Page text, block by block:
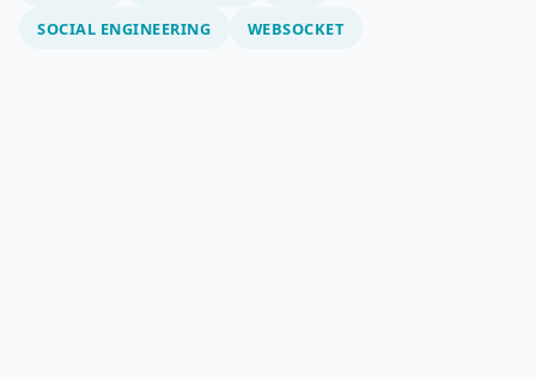
SOCIAL ENGINEERING
WEBSOCKET